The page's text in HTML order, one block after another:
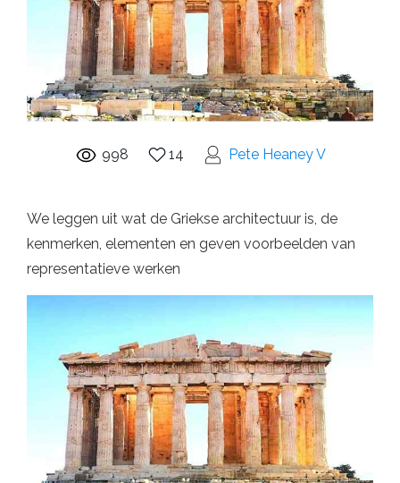
998 14 Pete Heaney V
We leggen uit wat de Griekse architectuur is, de
kenmerken, elementen en geven voorbeelden van
representatieve werken